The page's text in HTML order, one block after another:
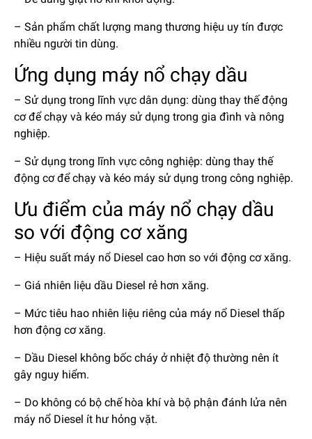
– Sản phẩm chất lượng mang thương hiệu uy tín được
nhiều người tin dùng.
Ứng dụng máy nổ chạy dầu
– Sử dụng trong lĩnh vực dân dụng: dùng thay thế động
cơ để chạy và kéo máy sử dụng trong gia đình và nông
nghiệp.
– Sử dụng trong lĩnh vực công nghiệp: dùng thay thế
động cơ để chạy và kéo máy sử dụng trong công nghiệp.
Ưu điểm của máy nổ chạy dầu
so với động cơ xăng
– Hiệu suất máy nổ Diesel cao hơn so với động cơ xăng.
– Giá nhiên liệu dầu Diesel rẻ hơn xăng.
– Mức tiêu hao nhiên liệu riêng của máy nổ Diesel thấp
hơn động cơ xăng.
– Dầu Diesel không bốc cháy ở nhiệt độ thường nên ít
gây nguy hiểm.
– Do không có bộ chế hòa khí và bộ phận đánh lửa nên
máy nổ Diesel ít hư hỏng vặt.